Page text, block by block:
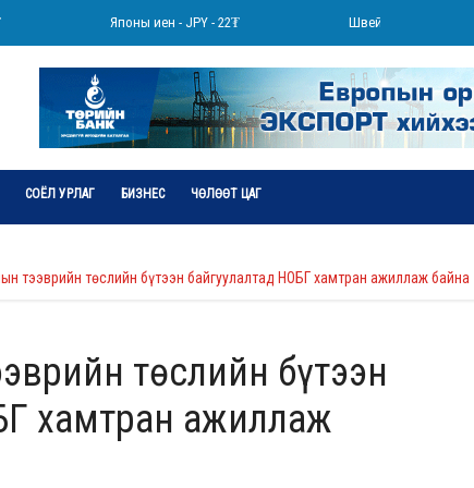
Японы иен - JPY - 22₮ Швейцарийн франк -
СОЁЛ УРЛАГ БИЗНЕС ЧӨЛӨӨТ ЦАГ
тээврийн төслийн бүтээн байгуулалтад НОБГ хамтран ажиллаж байна
төслийн бүтээн
хамтран ажиллаж